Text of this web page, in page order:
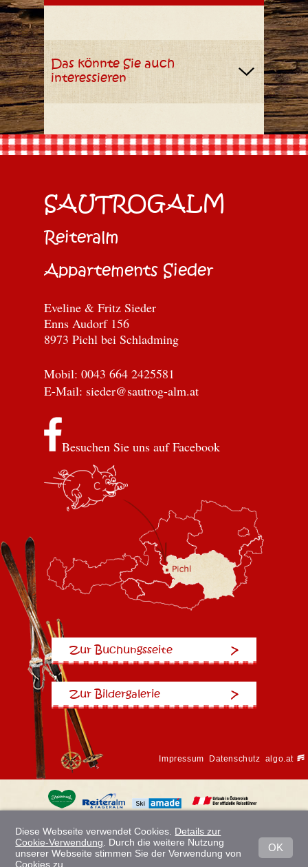
Das könnte Sie auch
interessieren
Nach oben
SAUTROGALM
Reiteralm
Appartements Sieder
Eveline & Fritz Sieder
Enns Audorf 156
8973 Pichl bei Schladming
Mobil: 0043 664 2425581
E-Mail: sieder@sautrog-alm.at
Besuchen Sie uns auf Facebook
Zur Buchungsseite
Zur Bildergalerie
Impressum Datenschutz algo.at
Diese Webseite verwendet Cookies. Details zur
Cookie-Verwendung . Durch die weitere Nutzung
unserer Webseite stimmen Sie der Verwendung von
Cookies zu.
OK